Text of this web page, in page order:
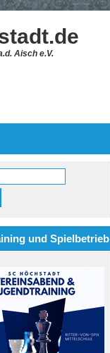
Aisch e.V.
und Spielbetrieb